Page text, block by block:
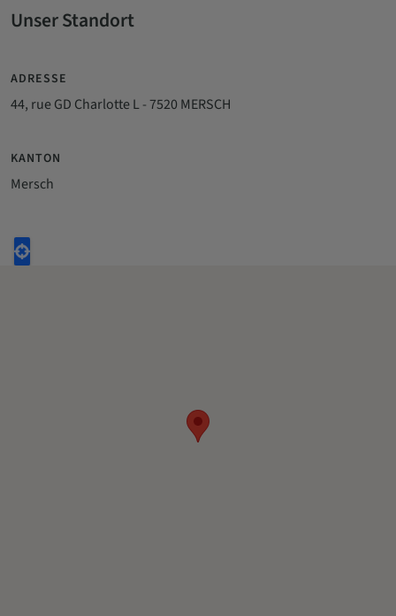
Unser Standort
ADRESSE
44, rue GD Charlotte L - 7520 MERSCH
KANTON
Mersch